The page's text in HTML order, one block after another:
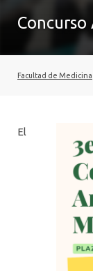
Facultad de Medicina
El